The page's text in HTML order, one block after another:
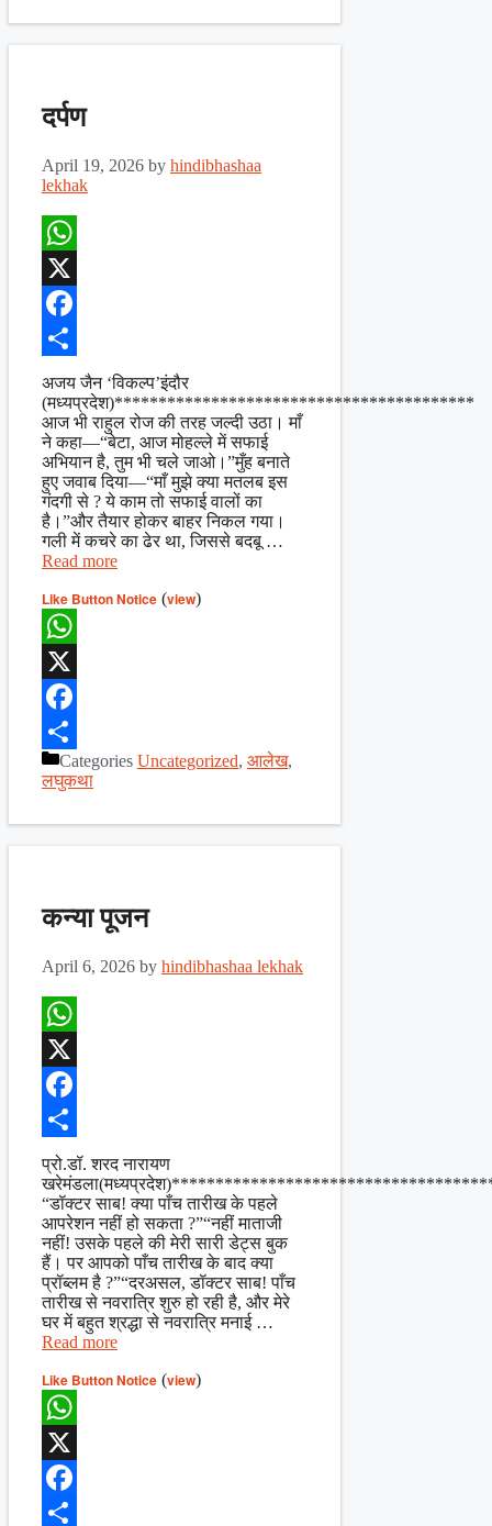
दर्पण
April 19, 2026 by hindibhashaa
lekhak
WhatsApp
X
Facebook
अजय जैन ‘विकल्प’इंदौर
(मध्यप्रदेश)*****************************************
आज भी राहुल रोज की तरह जल्दी उठा। माँ
ने कहा—“बेटा, आज मोहल्ले में सफाई
अभियान है, तुम भी चले जाओ।”मुँह बनाते
हुए जवाब दिया—“माँ मुझे क्या मतलब इस
गंदगी से ? ये काम तो सफाई वालों का
है।”और तैयार होकर बाहर निकल गया।
गली में कचरे का ढेर था, जिससे बदबू …
Read more
Like Button Notice (view)
WhatsApp
X
Facebook
ShareCategories Uncategorized, आलेख,
लघुकथा
कन्या पूजन
April 6, 2026 by hindibhashaa lekhak
WhatsApp
X
Facebook
Share
प्रो.डॉ. शरद नारायण
“डॉक्टर साब! क्या पाँच तारीख के पहले
आपरेशन नहीं हो सकता ?”“नहीं माताजी
नहीं! उसके पहले की मेरी सारी डेट्स बुक
हैं। पर आपको पाँच तारीख के बाद क्या
प्रॉब्लम है ?”“दरअसल, डॉक्टर साब! पाँच
तारीख से नवरात्रि शुरु हो रही है, और मेरे
घर में बहुत श्रद्धा से नवरात्रि मनाई …
Read more
Like Button Notice (view)
WhatsApp
X
Facebook